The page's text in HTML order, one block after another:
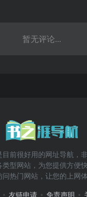
暂无评论...
前很好用的网址导航，
型网站，为您提供方便
热门网站，让您的上网体
友链申请 免责声明